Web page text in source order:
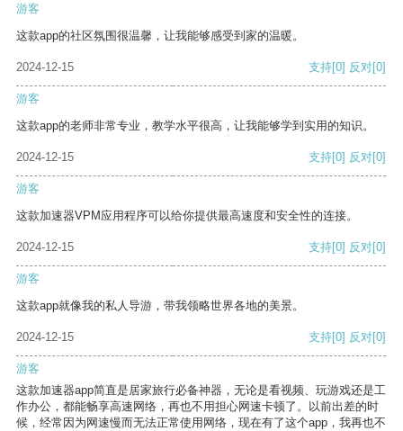
游客
这款app的社区氛围很温馨，让我能够感受到家的温暖。
2024-12-15 支持[0] 反对[0]
游客
这款app的老师非常专业，教学水平很高，让我能够学到实用的知识。
2024-12-15 支持[0] 反对[0]
游客
这款加速器VPM应用程序可以给你提供最高速度和安全性的连接。
2024-12-15 支持[0] 反对[0]
游客
这款app就像我的私人导游，带我领略世界各地的美景。
2024-12-15 支持[0] 反对[0]
游客
这款加速器app简直是居家旅行必备神器，无论是看视频、玩游戏还是工
作办公，都能畅享高速网络，再也不用担心网速卡顿了。以前出差的时
候，经常因为网速慢而无法正常使用网络，现在有了这个app，我再也不